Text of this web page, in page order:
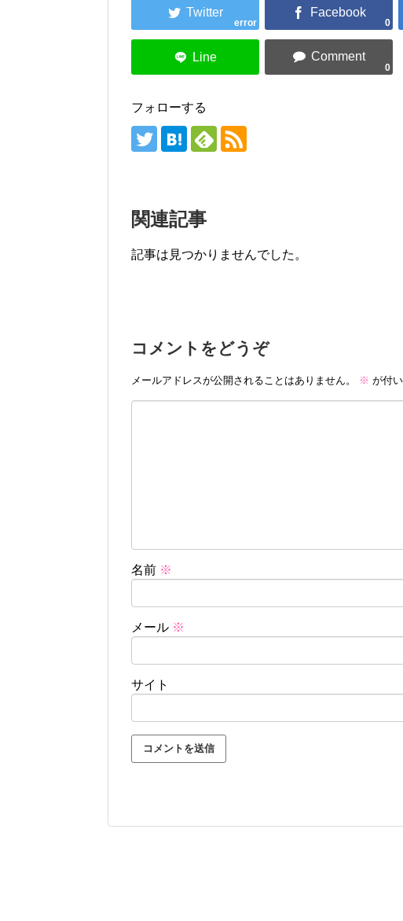
error 0
0
フォローする
関連記事
記事は見つかりませんでした。
コメントをどうぞ
メールアドレスが公開されることはありません。 ※ が付
名前 ※
メール ※
サイト